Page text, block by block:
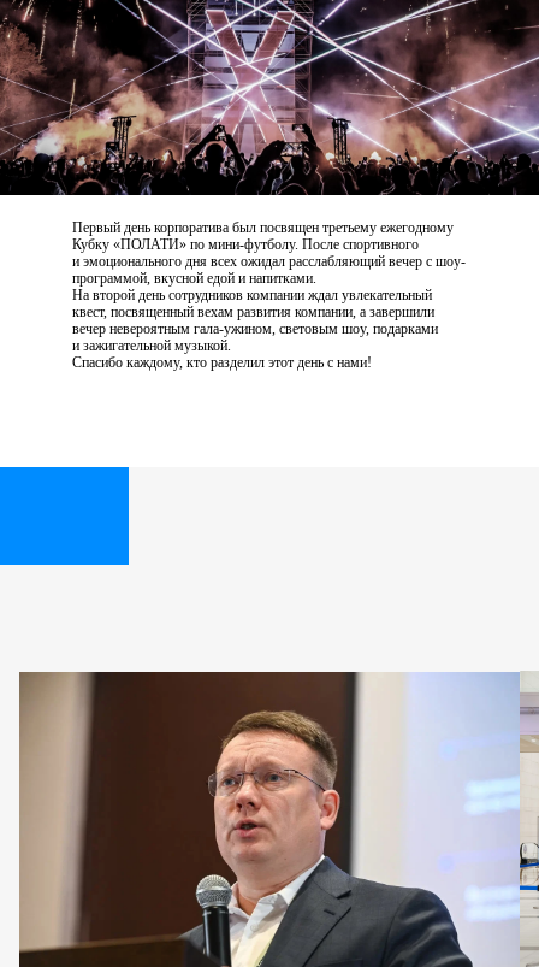
Первый день корпоратива был посвящен третьему ежегодному
Кубку «ПОЛАТИ» по мини-футболу. После спортивного
и эмоционального дня всех ожидал расслабляющий вечер с шоу-
программой, вкусной едой и напитками.
На второй день сотрудников компании ждал увлекательный
квест, посвященный вехам развития компании, а завершили
вечер невероятным гала-ужином, световым шоу, подарками
и зажигательной музыкой.
Спасибо каждому, кто разделил этот день с нами!